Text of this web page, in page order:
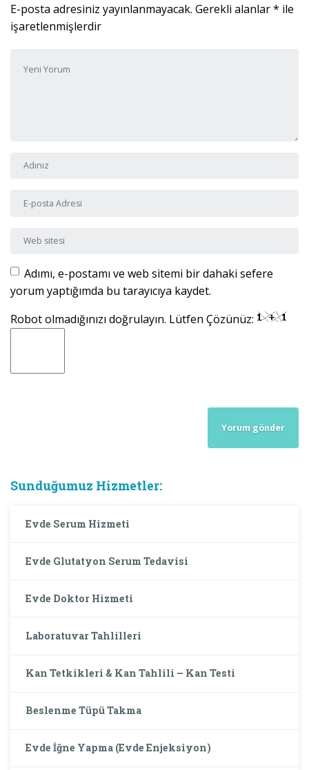
E-posta adresiniz yayınlanmayacak. Gerekli alanlar* ile
işaretlenmişlerdir
Adı ve Soyadı
E-posta Adresi
Web sitesi
Adımı, e-postamı ve web sitemi bir dahaki sefere
yorum yaptığımda bu tarayıcıya kaydet.
Robot olmadığınızı doğrulayın. Lütfen Çözünüz:
Sunduğumuz Hizmetler:
Evde Serum Hizmeti
Evde Glutatyon Serum Tedavisi
Evde Doktor Hizmeti
Laboratuvar Tahlilleri
Kan Tetkikleri & Kan Tahlili – Kan Testi
Beslenme Tüpü Takma
Evde İğne Yapma (Evde Enjeksiyon)